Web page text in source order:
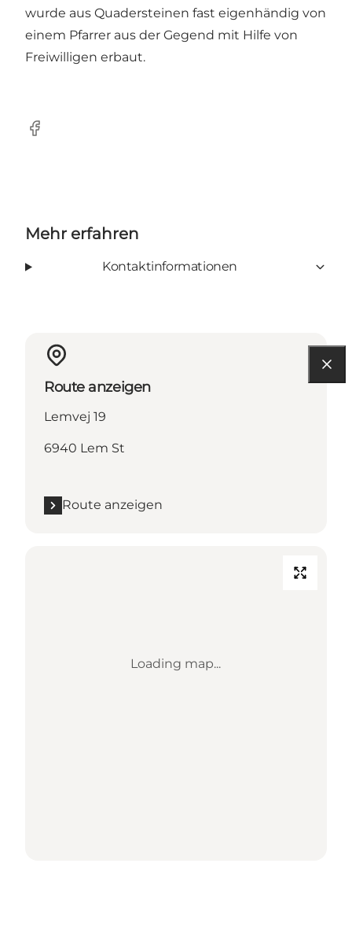
wurde aus Quadersteinen fast eigenhändig von
einem Pfarrer aus der Gegend mit Hilfe von
Freiwilligen erbaut.
Facebook
Mehr erfahren
Kontaktinformationen
Route anzeigen
Lemvej 19
6940 Lem St
Route anzeigen
Loading map...